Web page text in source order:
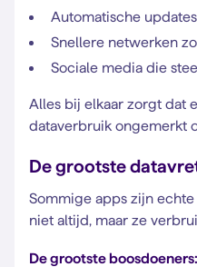
Automatische
Snellere netwerken
Sociale media die
Alles bij elkaar zorgt dat
dataverbruik ongemerkt
De grootste
Sommige apps zijn
niet altijd, maar ze
De grootste boosdoeners: